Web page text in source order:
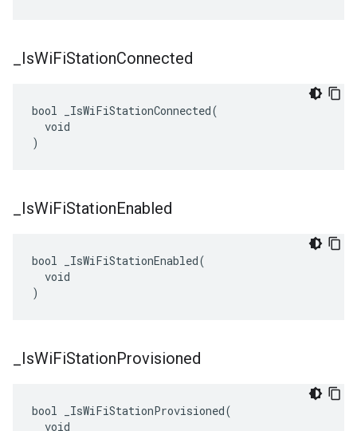
IsWiFiStationConnected
bool _IsWiFiStationConnected(
  void
)
IsWiFiStationEnabled
bool _IsWiFiStationEnabled(
  void
)
IsWiFiStationProvisioned
bool _IsWiFiStationProvisioned(
  void